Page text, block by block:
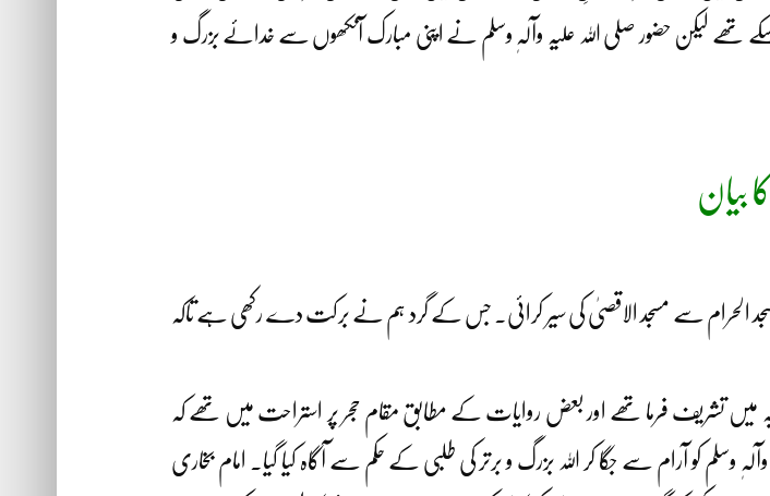
تھے لیکن حضور صلی اللہ علیہ وآلہٖ وسلم نے اپنی مبارک آنکھوں سے خدائے بزرگ و
بیان
سے مسجد الاقصیٰ کی سیر کرائی۔ جس کے گرد ہم نے برکت دے رکھی ہے تاکہ
میں تشریف فرما تھے اور بعض روایات کے مطابق مقام حجر پر استراحت میں تھے کہ
کو آرام سے جگا کر اللہ بزرگ و برتر کی طلبی کے حکم سے آگاہ کیا گیا۔ امام بخاری